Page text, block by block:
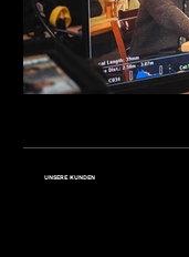
UNSERE KUNDEN